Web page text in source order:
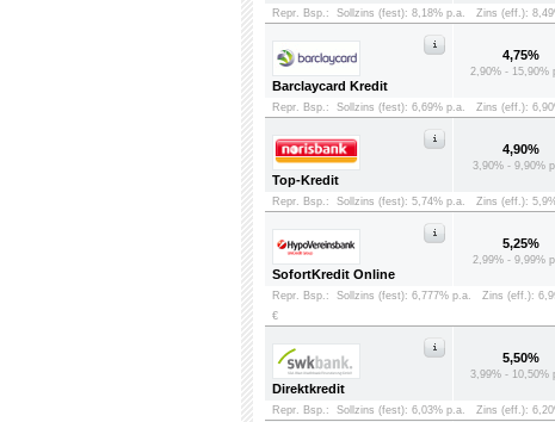
Repr. Bsp.: Sollzins (fest): 8,18% p.a. Zins (eff.):
Barclaycard Kredit
4,75%
2,90% - 15,90%
Repr. Bsp.: Sollzins (fest): 6,69% p.a. Zins (eff.):
Top-Kredit
4,90%
3,90% - 9,90%
Repr. Bsp.: Sollzins (fest): 5,74% p.a. Zins (eff.):
SofortKredit Online
5,25%
2,99% - 9,99%
Repr. Bsp.: Sollzins (fest): 6,777% p.a. Zins (eff.):
€
Direktkredit
5,50%
3,99% - 10,50%
Repr. Bsp.: Sollzins (fest): 6,03% p.a. Zins (eff.):